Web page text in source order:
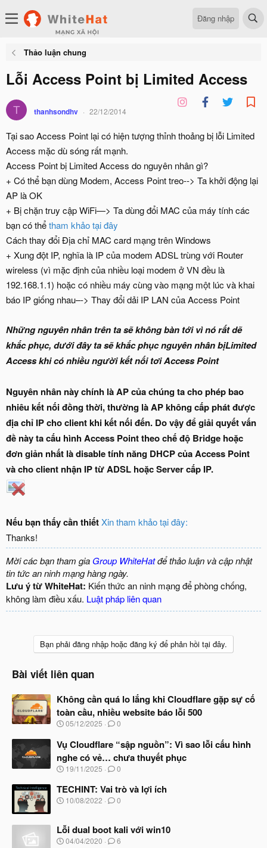
Đăng nhập
Thảo luận chung
Lỗi Access Point bị Limited Access
T thanhsondhv 22/12/2014
Tại sao Access Point lại có hiện tượng thỉnh thoảng bị lỗi Limited
Access mặc dù sóng rất mạnh.
Access Point bị Limited Access do nguyên nhân gì?
+ Có thể bạn dùng Modem, Access Point treo--> Ta khởi động lại
AP là OK
+ Bị chặn truy cập WiFi—> Ta dùng đổi MAC của máy tính các
bạn có thểtham khảo tại đây
Cách thay đổi Địa chỉ MAC card mạng trên Windows
+ Xung đột IP, nghĩa là IP của modem ADSL trùng với Router
wireless (vì mặc định của nhiều loại modem ở VN đều là
192.168.1.1) hoặc có nhiều máy cùng vào mạng một lúc và khai
báo IP giống nhau–-> Thay đổi dải IP LAN của Access Point
Những nguyên nhân trên ta sẽ không bàn tới vì nó rất dẽ
khắc phục, dưới đây ta sẽ khắc phục nguyên nhân bịLimited
Access khi có nhiều người kết nối tơi Access Point
Nguyên nhân này chính là AP của chúng ta cho phép bao
nhiêu kết nối đồng thời, thường là AP không cấp phát được
địa chỉ IP cho client khi kết nối đến. Do vậy để giải quyết vấn
đề này ta cấu hình Access Point theo chế độ Bridge hoặc
đơn giản nhất là disable tính năng DHCP của Access Point
và cho client nhận IP từ ADSL hoặc Server cấp IP.
Nếu bạn thấy cần thiếtXin tham khảo tại đây:
Thanks!
Mời các bạn tham gia Group WhiteHatđể thảo luận và cập nhật
tin tức an ninh mạng hàng ngày.
Lưu ý từ WhiteHat: Kiến thức an ninh mạng để phòng chống,
không làm điều xấu. Luật pháp liên quan
Bạn phải đăng nhập hoặc đăng ký để phản hồi tại đây.
Bài viết liên quan
Không cần quá lo lắng khi Cloudflare gặp sự cố
toàn cầu, nhiều website báo lỗi 500
N
à
y
b
ắ
đ
ầ
05/12/2025 0
Vụ Cloudflare “sập nguồn”: Vì sao lỗi cấu hình
nghe có vẻ… chưa thuyết phục
N
à
y
b
t
đ
ầ
19/11/2025 0
TECHINT: Vai trò và lợi ích
N
y
b
10/08/2022 0
Lỗi dual boot kali với win10
N
04/04/2020 6